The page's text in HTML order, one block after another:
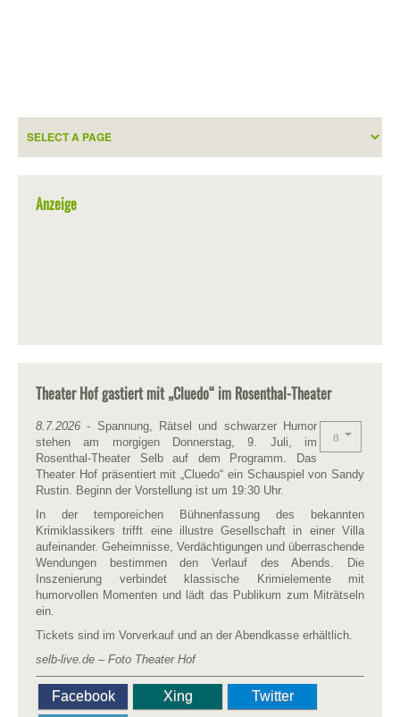
Anzeige
Theater Hof gastiert mit „Cluedo“ im Rosenthal-Theater
8.7.2026 - Spannung, Rätsel und schwarzer Humor
stehen am morgigen Donnerstag, 9. Juli, im
Rosenthal-Theater Selb auf dem Programm. Das
Theater Hof präsentiert mit „Cluedo“ ein Schauspiel von Sandy
Rustin. Beginn der Vorstellung ist um 19:30 Uhr.
In der temporeichen Bühnenfassung des bekannten
Krimiklassikers trifft eine illustre Gesellschaft in einer Villa
aufeinander. Geheimnisse, Verdächtigungen und überraschende
Wendungen bestimmen den Verlauf des Abends. Die
Inszenierung verbindet klassische Krimielemente mit
humorvollen Momenten und lädt das Publikum zum Miträtseln
ein.
Tickets sind im Vorverkauf und an der Abendkasse erhältlich.
selb-live.de – Foto Theater Hof
Facebook Xing
Twitter